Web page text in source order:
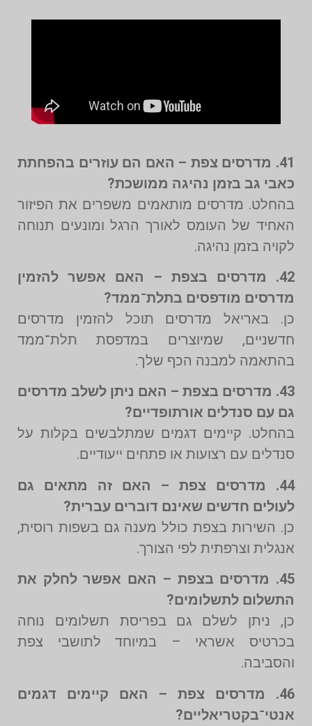
41. מדרסים צפת – האם הם עוזרים בהפחתת
כאבי גב בזמן נהיגה ממושכת?
בהחלט. מדרסים מותאמים משפרים את הפיזור
האחיד של העומס לאורך הרגל ומונעים תנוחה
לקויה בזמן נהיגה.
42. מדרסים בצפת – האם אפשר להזמין
מדרסים מודפסים בתלת־ממד?
כן. באריאל מדרסים תוכל להזמין מדרסים
חדשניים, שמיוצרים במדפסת תלת־ממד
בהתאמה למבנה הכף שלך.
43. מדרסים בצפת – האם ניתן לשלב מדרסים
גם עם סנדלים אורתופדיים?
בהחלט. קיימים דגמים שמתלבשים בקלות על
סנדלים עם רצועות או פתחים ייעודיים.
44. מדרסים צפת – האם זה מתאים גם
לעולים חדשים שאינם דוברים עברית?
כן. השירות בצפת כולל מענה גם בשפות רוסית,
אנגלית וצרפתית לפי הצורך.
45. מדרסים בצפת – האם אפשר לחלק את
התשלום לתשלומים?
כן, ניתן לשלם גם בפריסת תשלומים נוחה
בכרטיס אשראי – במיוחד לתושבי צפת
והסביבה.
46. מדרסים צפת – האם קיימים דגמים
אנטי־בקטריאליים?